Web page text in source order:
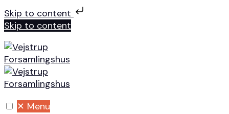
Skip to content
Skip to content
✕ Menu